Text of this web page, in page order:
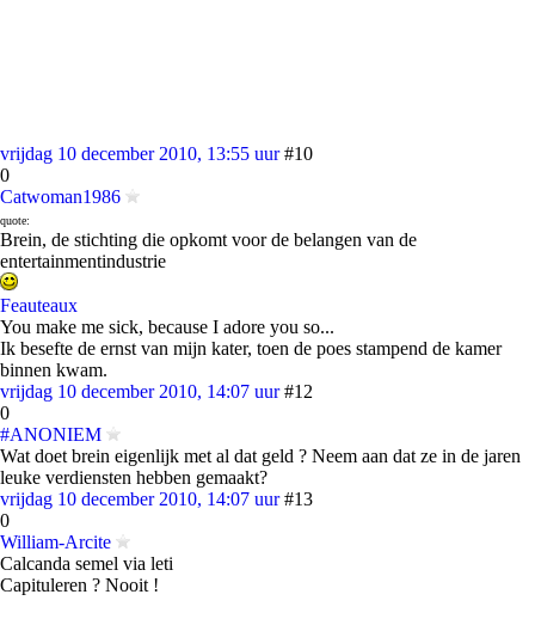
vrijdag 10 december 2010, 13:55 uur #10
0
Catwoman1986
quote:
Brein, de stichting die opkomt voor de belangen van de
entertainmentindustrie
Feauteaux
You make me sick, because I adore you so...
Ik besefte de ernst van mijn kater, toen de poes stampend de kamer
binnen kwam.
vrijdag 10 december 2010, 14:07 uur #12
0
#ANONIEM
Wat doet brein eigenlijk met al dat geld ? Neem aan dat ze in de jaren
leuke verdiensten hebben gemaakt?
vrijdag 10 december 2010, 14:07 uur #13
0
William-Arcite
Calcanda semel via leti
Capituleren ? Nooit !